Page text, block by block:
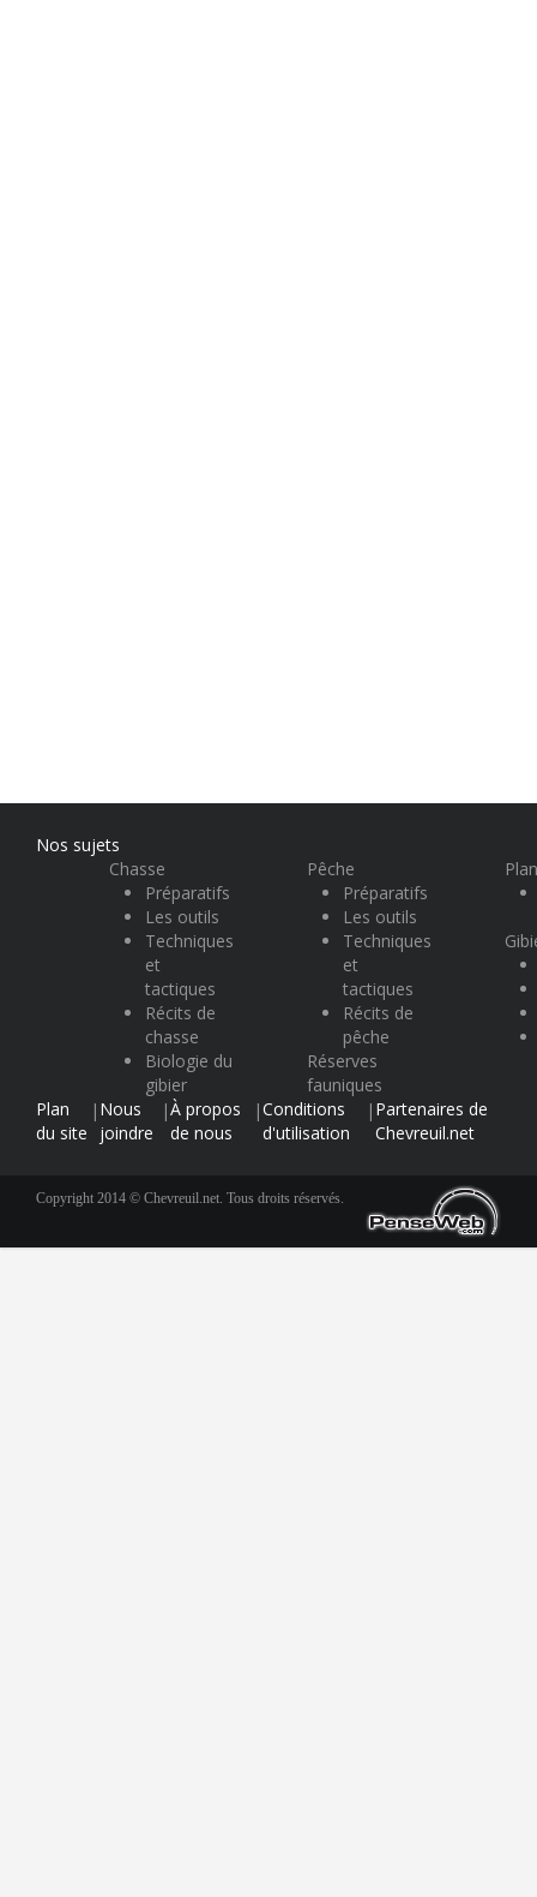
Nos sujets
Chasse
Préparatifs
Les outils
Techniques
et
tactiques
Récits de
chasse
Biologie du
gibier
Pêche
Préparatifs
Les outils
Techniques
et
tactiques
Récits de
pêche
Réserves
fauniques
Plan
du site
| Nous
joindre
|À propos
de nous
|Conditions
d'utilisation
| Partenaires de
Chevreuil.net
Copyright 2014 © Chevreuil.net. Tous droits réservés.